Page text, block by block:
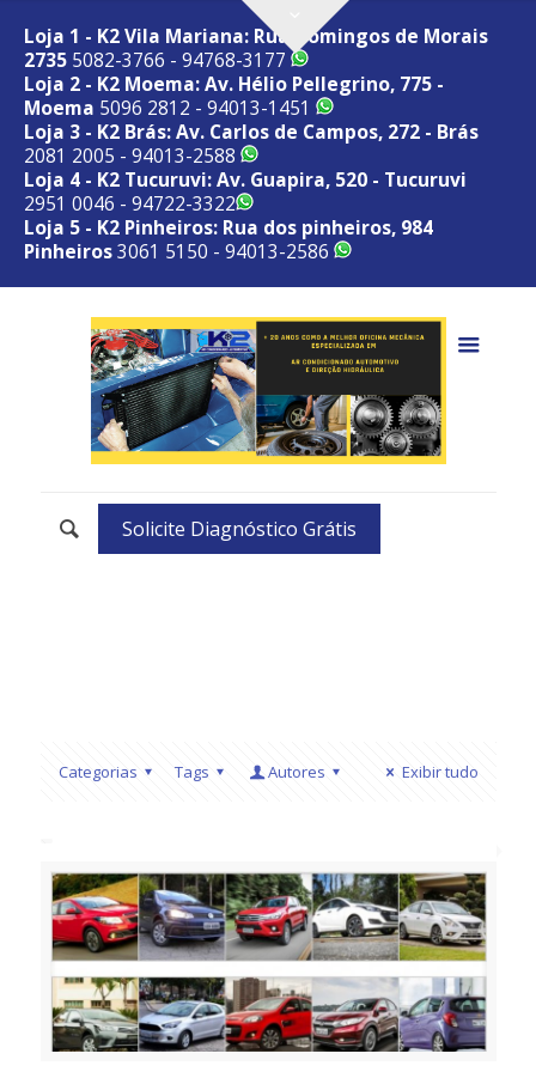
Loja 1 - K2 Vila Mariana: Rua Domingos de Morais
2735 5082-3766 - 94768-3177
Loja 2 - K2 Moema: Av. Hélio Pellegrino, 775 -
Moema 5096 2812 - 94013-1451
Loja 3 - K2 Brás: Av. Carlos de Campos, 272 - Brás
2081 2005 - 94013-2588
Loja 4 - K2 Tucuruvi: Av. Guapira, 520 - Tucuruvi
2951 0046 - 94722-3322
Loja 5 - K2 Pinheiros: Rua dos pinheiros, 984
Pinheiros3061 5150 - 94013-2586
Solicite Diagnóstico Grátis
Categorias Tags Autores Exibir tudo